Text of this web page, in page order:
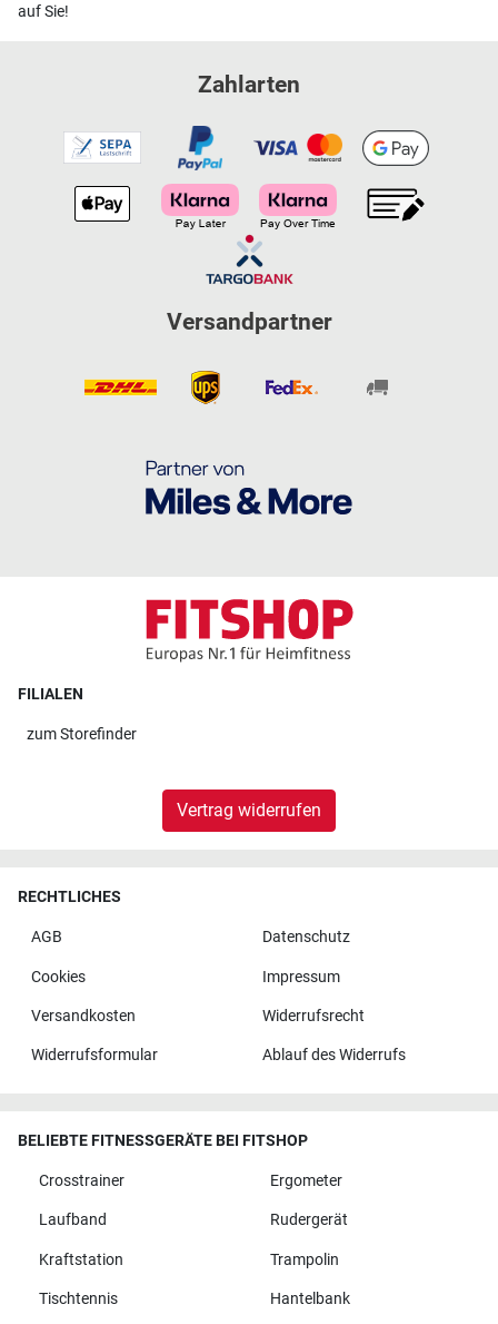
auf Sie!
Zahlarten
Versandpartner
FILIALEN
zumStorefinder
Vertrag widerrufen
RECHTLICHES
AGB Datenschutz
Cookies Impressum
Versandkosten Widerrufsrecht
Widerrufsformular Ablauf des Widerrufs
BELIEBTE FITNESSGERÄTE BEI FITSHOP
Crosstrainer Ergometer
Laufband Rudergerät
Kraftstation Trampolin
Tischtennis Hantelbank